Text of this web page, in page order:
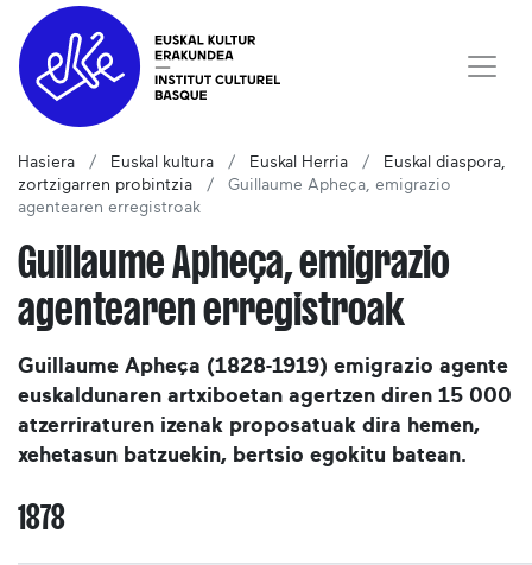
Hasiera Euskal kultura Euskal Herria
Euskal diaspora,
zortzigarren probintzia
Guillaume Apheça, emigrazio
agentearen erregistroak
Guillaume Apheça, emigrazio
agentearen erregistroak
Guillaume Apheça (1828-1919) emigrazio agente
euskaldunaren artxiboetan agertzen diren 15 000
atzerriraturen izenak proposatuak dira hemen,
xehetasun batzuekin, bertsio egokitu batean.
1878